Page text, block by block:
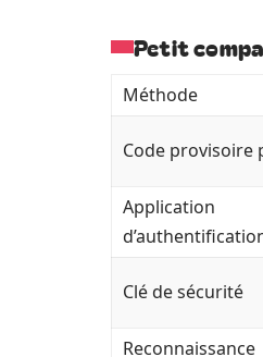
Petit
Méthode
Code provisoire
Application
Clé de sécurité
Reconnaissance